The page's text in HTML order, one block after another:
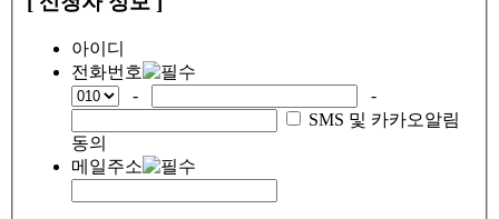
아이디
전화번호
-
-
SMS 및 카카오알림
동의
메일주소